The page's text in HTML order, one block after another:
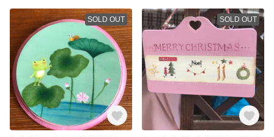
SOLD OUT SOLD OUT